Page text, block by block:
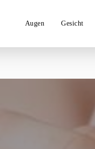
Augen Gesicht